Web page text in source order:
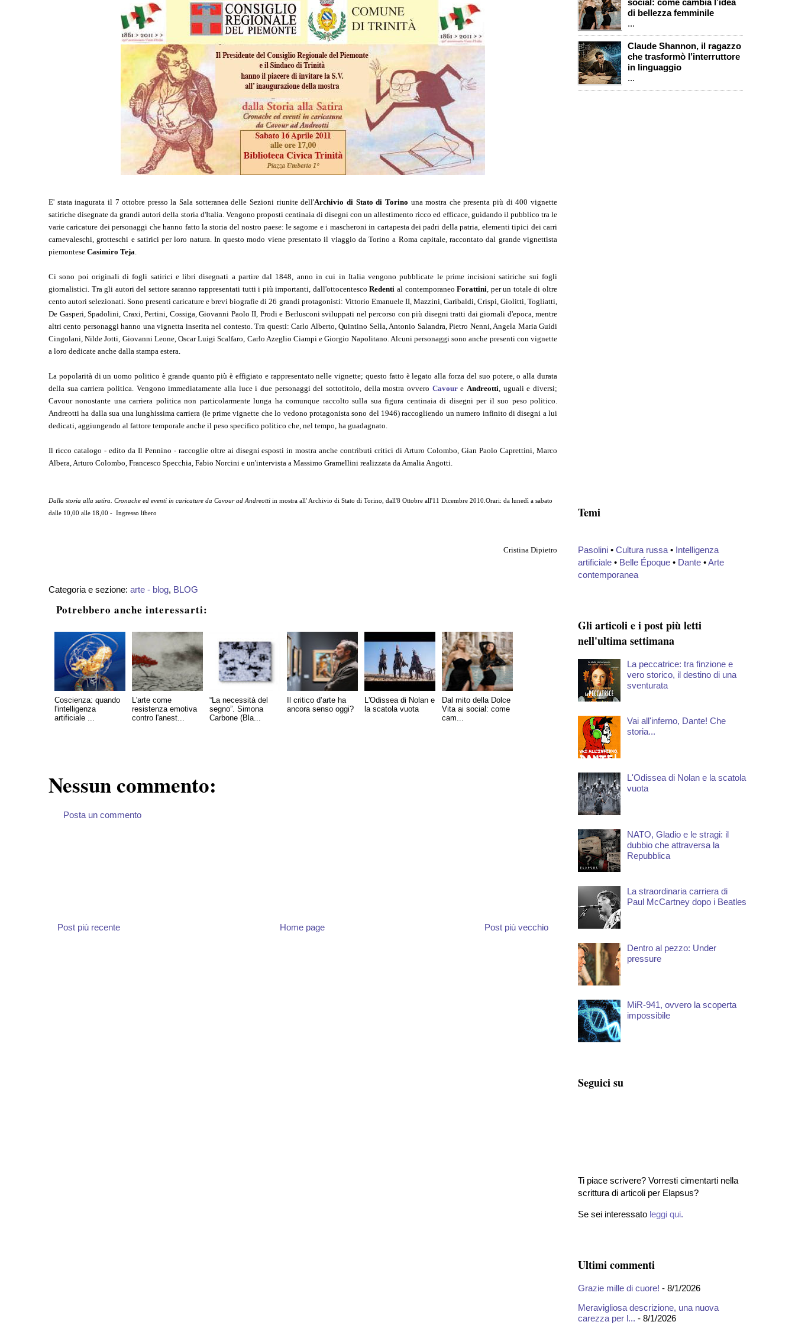
E' stata inagurata il 7 ottobre presso la Sala sotteranea delle Sezioni riunite dell'Archivio di Stato di Torino una mostra che presenta più di 400 vignette
satiriche disegnate da grandi autori della storia d'Italia. Vengono proposti centinaia di disegni con un allestimento ricco ed efficace, guidando il pubblico tra le
varie caricature dei personaggi che hanno fatto la storia del nostro paese: le sagome e i mascheroni in cartapesta dei padri della patria, elementi tipici dei carri
carnevaleschi, grotteschi e satirici per loro natura. In questo modo viene presentato il viaggio da Torino a Roma capitale, raccontato dal grande vignettista
piemontese Casimiro Teja
Ci sono poi originali di fogli satirici e libri disegnati a partire dal 1848, anno in cui in Italia vengono pubblicate le prime incisioni satiriche sui fogli
giornalistici. Tra gli autori del settore saranno rappresentati tutti i più importanti, dall'ottocentescoRedential contemporaneoForattini , per un totale di oltre
cento autori selezionati. Sono presenti caricature e brevi biografie di 26 grandi protagonisti: Vittorio Emanuele II, Mazzini, Garibaldi, Crispi, Giolitti, Togliatti,
De Gasperi, Spadolini, Craxi, Pertini, Cossiga, Giovanni Paolo II, Prodi e Berlusconi sviluppati nel percorso con più disegni tratti dai giornali d'epoca, mentre
altri cento personaggi hanno una vignetta inserita nel contesto. Tra questi: Carlo Alberto, Quintino Sella, Antonio Salandra, Pietro Nenni, Angela Maria Guidi
Cingolani, Nilde Jotti, Giovanni Leone, Oscar Luigi Scalfaro, Carlo Azeglio Ciampi e Giorgio Napolitano. Alcuni personaggi sono anche presenti con vignette
a loro dedicate anche dalla stampa estera.
La popolarità di un uomo politico è grande quanto più è effigiato e rappresentato nelle vignette; questo fatto è legato alla forza del suo potere, o alla durata
della sua carriera politica. Vengono immediatamente alla luce i due personaggi del sottotitolo, della mostra ovvero Cavour e Andreotti , uguali e diversi;
Cavour nonostante una carriera politica non particolarmente lunga ha comunque raccolto sulla sua figura centinaia di disegni per il suo peso politico.
Andreotti ha dalla sua una lunghissima carriera (le prime vignette che lo vedono protagonista sono del 1946) raccogliendo un numero infinito di disegni a lui
dedicati, aggiungendo al fattore temporale anche il peso specifico politico che, nel tempo, ha guadagnato.
Il ricco catalogo - edito da Il Pennino - raccoglie oltre ai disegni esposti in mostra anche contributi critici di Arturo Colombo, Gian Paolo Caprettini, Marco
Albera, Arturo Colombo, Francesco Specchia, Fabio Norcini e un'intervista a Massimo Gramellini realizzata da Amalia Angotti.
Dalla storia alla satira. Cronache ed eventi in caricature da Cavour ad Andreotti in mostra all' Archivio di Stato di Torino, dall'8 Ottobre all'11 Dicembre 2010. Orari: da lunedì a sabato
dalle 10,00 alle 18,00 - Ingresso libero
Cristina Dipietro
Categoria e sezione: arte - blog, BLOG
Potrebbero anche interessarti:
Coscienza: quando
l'intelligenza
artificiale ...
L'arte come
resistenza emotiva
contro l'anest...
“La necessità del
segno”. Simona
Carbone (Bla...
Il critico d’arte ha
ancora senso oggi?
L'Odissea di Nolan e
la scatola vuota
Dal mito della Dolce
Vita ai social: come
cam...
Nessun commento:
Posta un commento
Post più recente Post più vecchio
Home page
social: come cambia l’idea
di bellezza femminile
...
Claude Shannon, il ragazzo
che trasformò l’interruttore
in linguaggio
...
Temi
Pasolini • Cultura russa • Intelligenza
artificiale • Belle Époque • Dante •Arte
contemporanea
Gli articoli e i post più letti
nell'ultima settimana
La peccatrice: tra finzione e
vero storico, il destino di una
sventurata
Vai all'inferno, Dante! Che
storia...
L'Odissea di Nolan e la scatola
vuota
NATO, Gladio e le stragi: il
dubbio che attraversa la
Repubblica
La straordinaria carriera di
Paul McCartney dopo i Beatles
Dentro al pezzo: Under
pressure
MiR-941, ovvero la scoperta
impossibile
Seguici su
Ti piace scrivere? Vorresti cimentarti nella
scrittura di articoli per Elapsus?
Se sei interessato leggi qui.
Ultimi commenti
Grazie mille di cuore! - 8/1/2026
Meravigliosa descrizione, una nuova
carezza per l... - 8/1/2026